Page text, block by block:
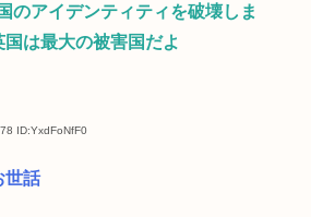
のアイデンティティを破壊しま
国は最大の被害国だよ
ID:YxdFoNfF0
世話